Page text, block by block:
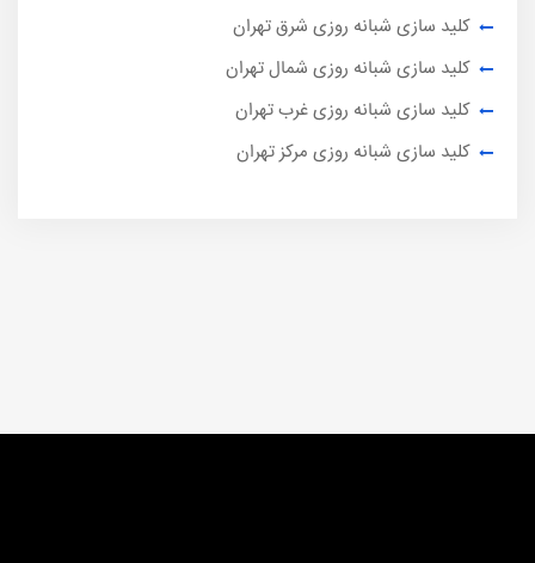
کلید سازی شبانه روزی شرق تهران
کلید سازی شبانه روزی شمال تهران
کلید سازی شبانه روزی غرب تهران
کلید سازی شبانه روزی مرکز تهران